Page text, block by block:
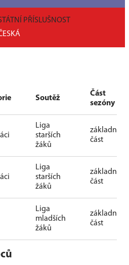
PŘÍSLUŠNOST
Soutěž
Část
sezóny
Liga
starších
žáků
základní
část
Liga
starších
žáků
základní
část
Liga
mladších
žáků
základní
část